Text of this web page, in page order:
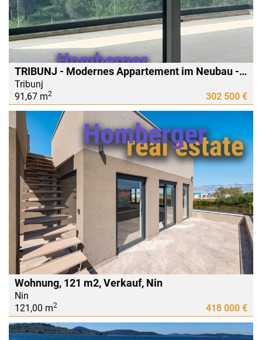
TRIBUNJ - Modernes Appartement im Neubau - mit schönem Meerblick und großer Terrasse
Tribunj
91,67 m2 302 500 €
Wohnung, 121 m2, Verkauf, Nin
Nin
121,00 m2 418 000 €